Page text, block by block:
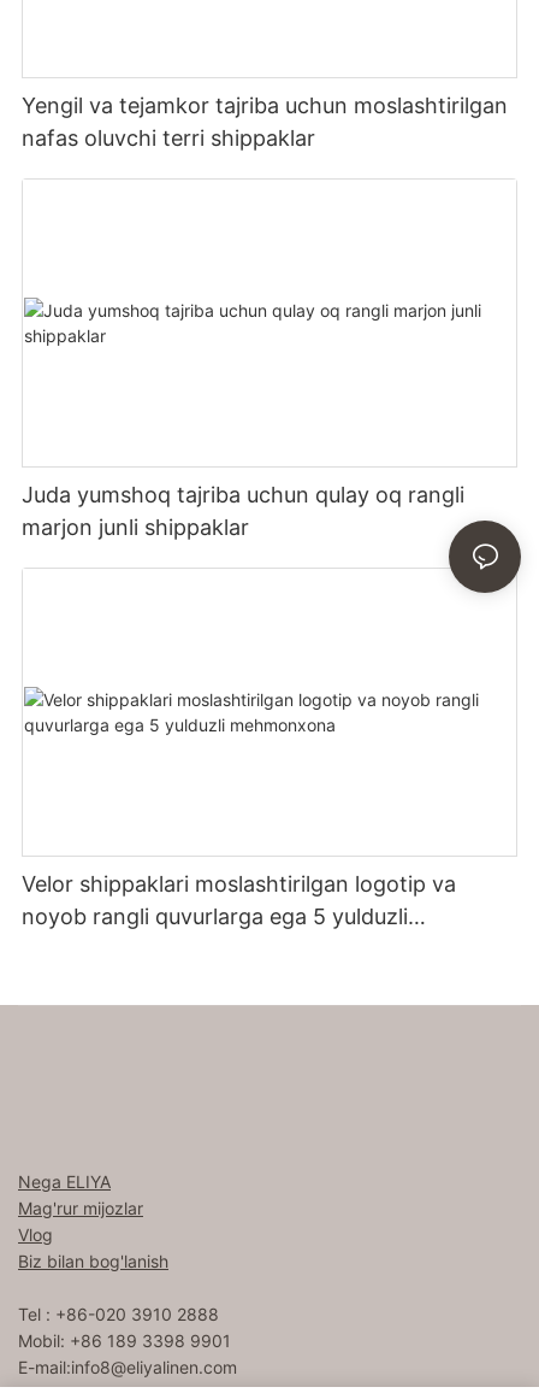
Yengil va tejamkor tajriba uchun moslashtirilgan
nafas oluvchi terri shippaklar
Juda yumshoq tajriba uchun qulay oq rangli
marjon junli shippaklar
Velor shippaklari moslashtirilgan logotip va
noyob rangli quvurlarga ega 5 yulduzli
Nega ELIYA
Mag'rur mijozlar
Vlog
Biz bilan bog'lanish
Tel : +86-020 3910 2888
Mobil: +86 189 3398 9901
E-mail:info8@eliyalinen.com